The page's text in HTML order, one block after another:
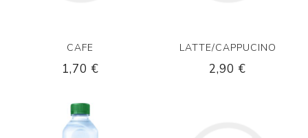
CAFE
1,70 €
LATTE/CAPPUCINO
2,90 €